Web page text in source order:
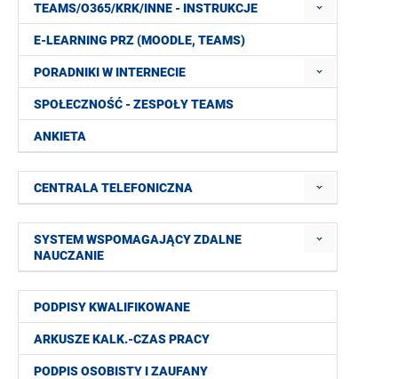
TEAMS/O365/KRK/INNE - INSTRUKCJE
E-LEARNING PRZ (MOODLE, TEAMS)
PORADNIKI W INTERNECIE
SPOŁECZNOŚĆ - ZESPOŁY TEAMS
ANKIETA
CENTRALA TELEFONICZNA
SYSTEM WSPOMAGAJĄCY ZDALNE
NAUCZANIE
PODPISY KWALIFIKOWANE
ARKUSZE KALK.-CZAS PRACY
PODPIS OSOBISTY I ZAUFANY